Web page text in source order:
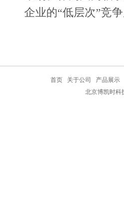
企业的“低层次”竞
首页 关于公司
产品展示
北京博凯时科